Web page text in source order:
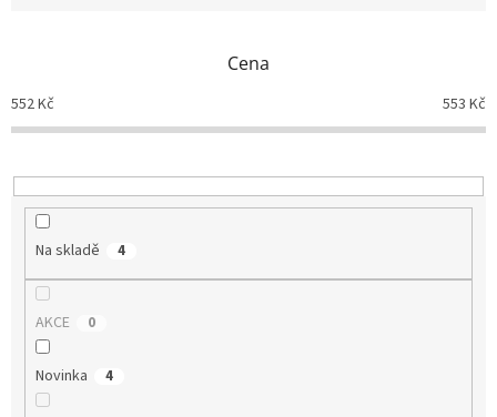
o
d
k
t
Cena
552Kč 553 Kč
Na skladě 4
AKCE 0
Novinka 4